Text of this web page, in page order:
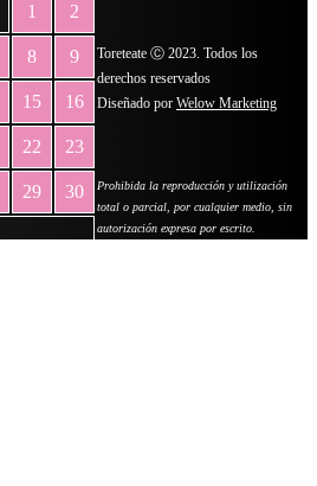
1 2
8 9
15 16
22 23
29 30
Toreteate Ⓒ 2023. Todos los
derechos reservados
Diseñado por Welow Marketing
Prohibida la reproducción y utilización
total o parcial, por cualquier medio, sin
autorización expresa por escrito.